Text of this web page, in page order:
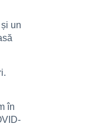
un
în